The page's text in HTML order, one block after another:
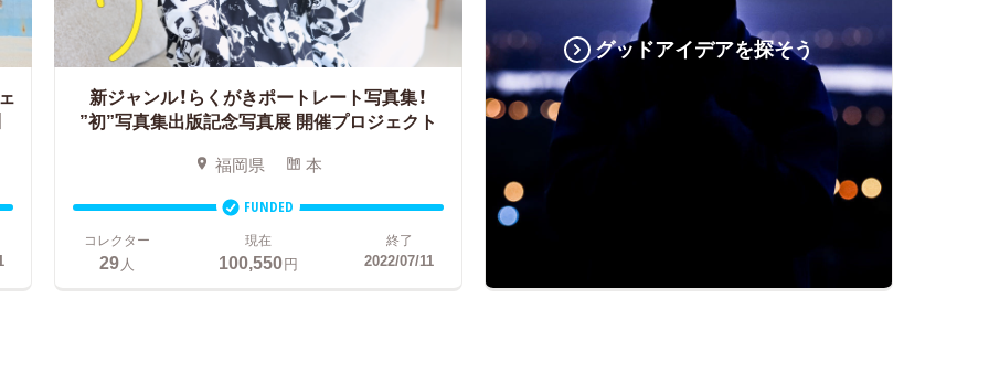
新ジャンル！らくがきポートレート写真集！
”初”写真集出版記念写真展 開催プロジェクト
福岡県 本
FUNDED
コレクター
29人
現在
100,550円
終了
2022/07/11
グッドアイデアを探そう